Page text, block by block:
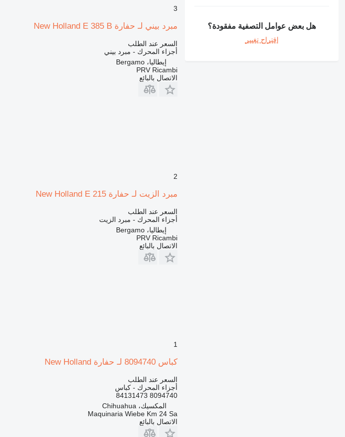
777
هل بعض عوامل التصفية مفقودة؟
اقتراح تغيير
3
مبرد بيني لـ حفارة New Holland E 385 B
السعر عند الطلب
أجزاء المحرك - مبرد بيني
إيطاليا، Bergamo
PRV Ricambi
الاتصال بالبائع
2
مبرد الزيت لـ حفارة New Holland E 215
السعر عند الطلب
أجزاء المحرك - مبرد الزيت
إيطاليا، Bergamo
PRV Ricambi
الاتصال بالبائع
1
كباس 8094740 لـ حفارة New Holland
السعر عند الطلب
أجزاء المحرك - كباس
8094740 84131473
المكسيك، Chihuahua
Maquinaria Wiebe Km 24 Sa
الاتصال بالبائع